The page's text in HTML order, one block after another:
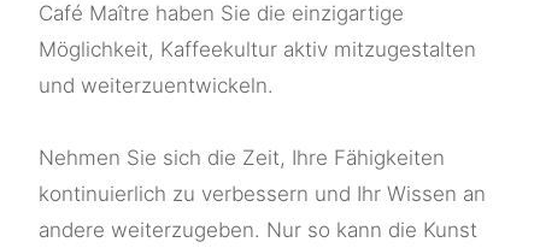
Café Maître haben Sie die einzigartige
Möglichkeit, Kaffeekultur aktiv mitzugestalten
und weiterzuentwickeln.
Nehmen Sie sich die Zeit, Ihre Fähigkeiten
kontinuierlich zu verbessern und Ihr Wissen an
andere weiterzugeben. Nur so kann die Kunst